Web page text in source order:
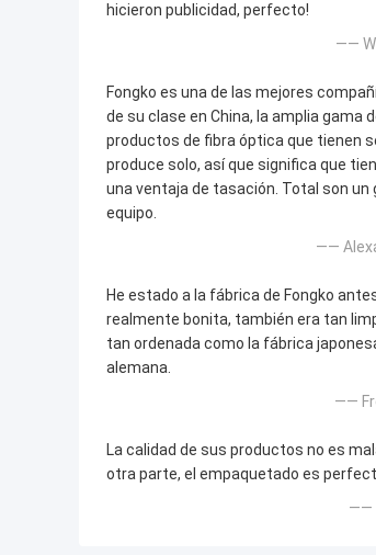
hicieron publicidad, perfecto!
——
Fongko es una de las mejores
de su clase en China, la amplia gama
productos de fibra óptica que tienen
produce solo, así que significa que
una ventaja de tasación. Total son un
equipo.
——
He estado a la fábrica de Fongko
realmente bonita, también era tan
tan ordenada como la fábrica
alemana.
——
La calidad de sus productos no es
otra parte, el empaquetado es
——